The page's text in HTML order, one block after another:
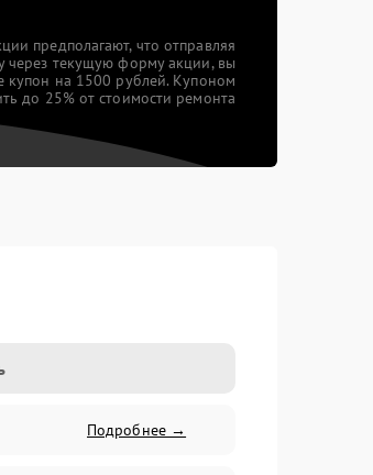
предполагают, что отправляя
через текущую форму акции, вы
купон на 1500 рублей. Купоном
до 25% от стоимости ремонта
Подробнее →